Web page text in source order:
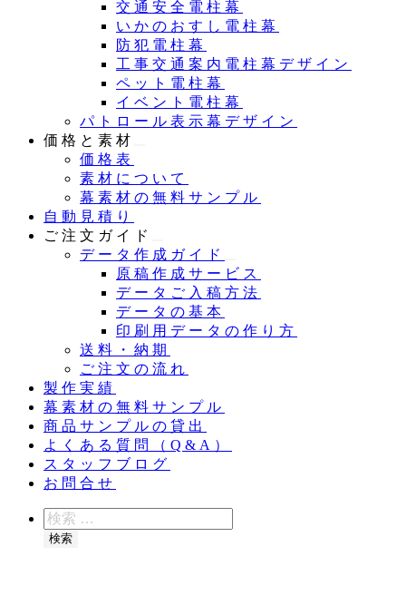
交通安全電柱幕
いかのおすし電柱幕
防犯電柱幕
工事交通案内電柱幕デザイン
ペット電柱幕
イベント電柱幕
パトロール表示幕デザイン
価格と素材
価格表
素材について
幕素材の無料サンプル
自動見積り
ご注文ガイド
データ作成ガイド
原稿作成サービス
データご入稿方法
データの基本
印刷用データの作り方
送料・納期
ご注文の流れ
製作実績
幕素材の無料サンプル
商品サンプルの貸出
よくある質問（Q&A）
スタッフブログ
お問合せ
検
索
検索